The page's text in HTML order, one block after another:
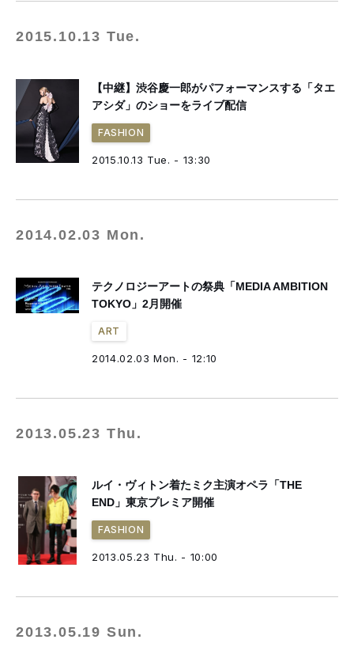
2015.10.13 Tue.
【中継】渋谷慶一郎がパフォーマンスする「タエ
アシダ」のショーをライブ配信
FASHION
2015.10.13 Tue. - 13:30
2014.02.03 Mon.
テクノロジーアートの祭典「MEDIA AMBITION
TOKYO」2月開催
ART
2014.02.03 Mon. - 12:10
2013.05.23 Thu.
ルイ・ヴィトン着たミク主演オペラ「THE
END」東京プレミア開催
FASHION
2013.05.23 Thu. - 10:00
2013.05.19 Sun.